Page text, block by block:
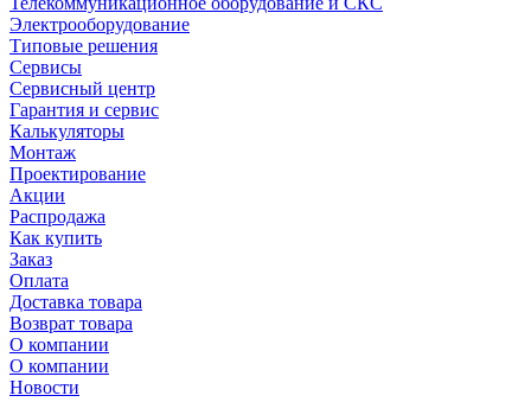
Электрооборудование
Типовые решения
Сервисы
Сервисный центр
Гарантия и сервис
Калькуляторы
Монтаж
Проектирование
Акции
Распродажа
Как купить
Заказ
Оплата
Доставка товара
Возврат товара
О компании
О компании
Новости